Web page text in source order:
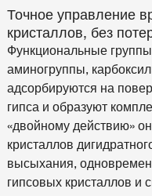
Точное управление
кристаллов, без
Функциональные
аминогруппы,
адсорбируются на
гипса и образуют
«двойному действию»
кристаллов
высыхания,
гипсовых кристаллов и